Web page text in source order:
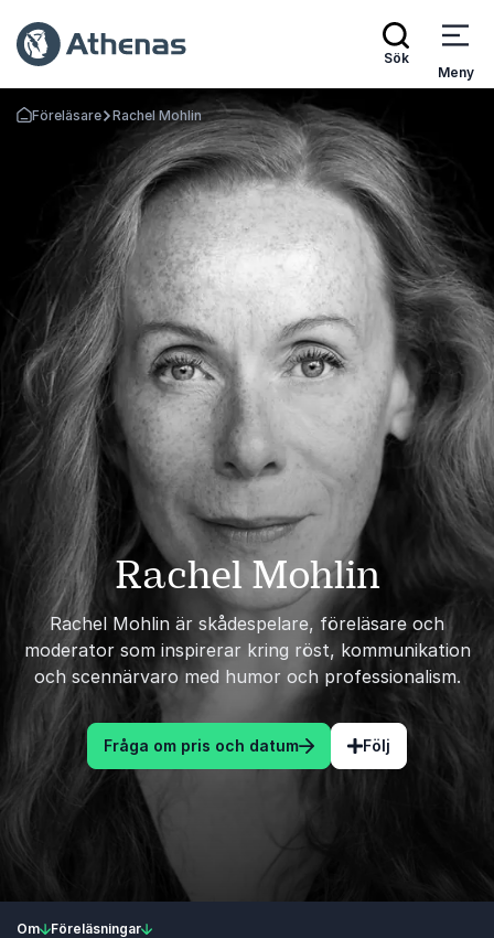
Sök
Meny
Gå tillbaka till startsidan
Föreläsare Rachel Mohlin
Rachel Mohlin
Rachel Mohlin är skådespelare, föreläsare och
moderator som inspirerar kring röst, kommunikation
och scennärvaro med humor och professionalism.
Fråga om pris och datum Följ
Om Föreläsningar